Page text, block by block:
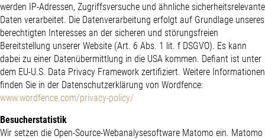
werden IP-Adressen, Zugriffsversuche und ähnliche sicherheitsrelevante
Daten verarbeitet. Die Datenverarbeitung erfolgt auf Grundlage unseres
berechtigten Interesses an der sicheren und störungsfreien
Bereitstellung unserer Website (Art. 6 Abs. 1 lit. f DSGVO). Es kann
dabei zu einer Datenübermittlung in die USA kommen. Defiant ist unter
dem EU-U.S. Data Privacy Framework zertifiziert. Weitere Informationen
finden Sie in der Datenschutzerklärung von Wordfence:
www.wordfence.com/privacy-policy/
Besucherstatistik
Wir setzen die Open-Source-Webanalyse­software Matomo ein. Matomo